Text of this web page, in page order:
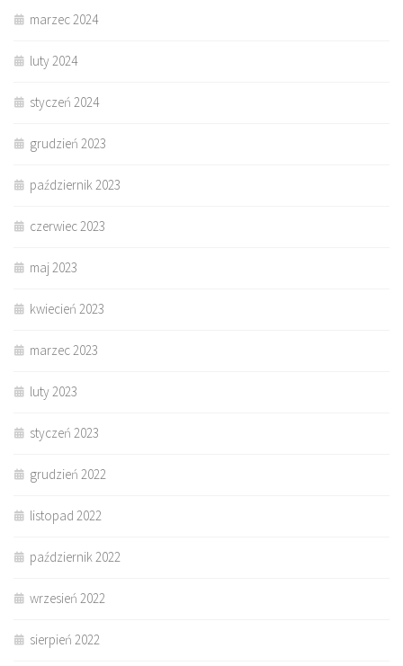
marzec 2024
luty 2024
styczeń 2024
grudzień 2023
październik 2023
czerwiec 2023
maj 2023
kwiecień 2023
marzec 2023
luty 2023
styczeń 2023
grudzień 2022
listopad 2022
październik 2022
wrzesień 2022
sierpień 2022